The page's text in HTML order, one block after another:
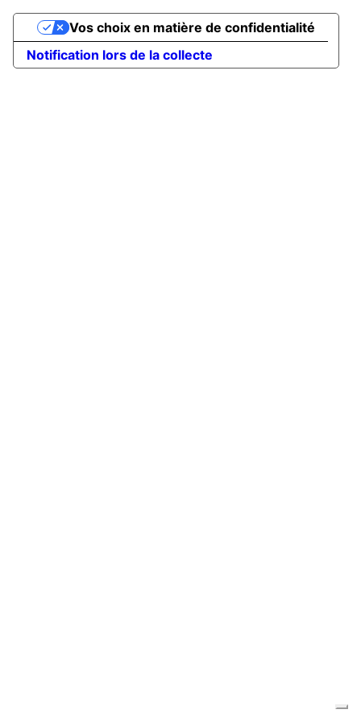
Notification lors de la collecte
Vos choix en matière de confidentialité